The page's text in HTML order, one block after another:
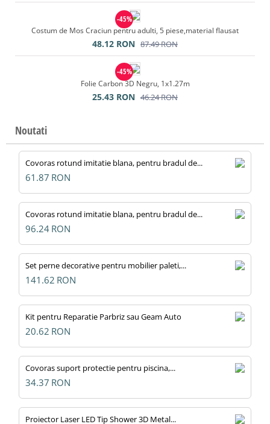
-45%
Costum de Mos Craciun pentru adulti, 5 piese,material flausat
48.12 RON 87.49RON
-45%
Folie Carbon 3D Negru, 1x1.27m
25.43 RON 46.24RON
Noutati
Covoras rotund imitatie blana, pentru bradul de...
61.87 RON
Covoras rotund imitatie blana, pentru bradul de...
96.24 RON
Set perne decorative pentru mobilier paleti,...
141.62 RON
Kit pentru Reparatie Parbriz sau Geam Auto
20.62 RON
Covoras suport protectie pentru piscina,...
34.37 RON
Proiector Laser LED Tip Shower 3D Metal...